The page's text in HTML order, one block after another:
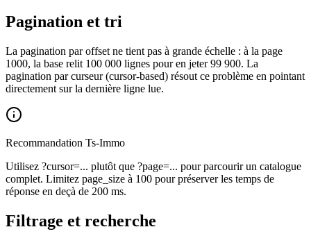
Pagination et tri
La pagination par offset ne tient pas à grande échelle : à la page
1000, la base relit 100 000 lignes pour en jeter 99 900. La
pagination par curseur (cursor-based) résout ce problème en pointant
directement sur la dernière ligne lue.
Recommandation Ts-Immo
Utilisez ?cursor=... plutôt que ?page=... pour parcourir un catalogue
complet. Limitez page_size à 100 pour préserver les temps de
réponse en deçà de 200 ms.
Filtrage et recherche